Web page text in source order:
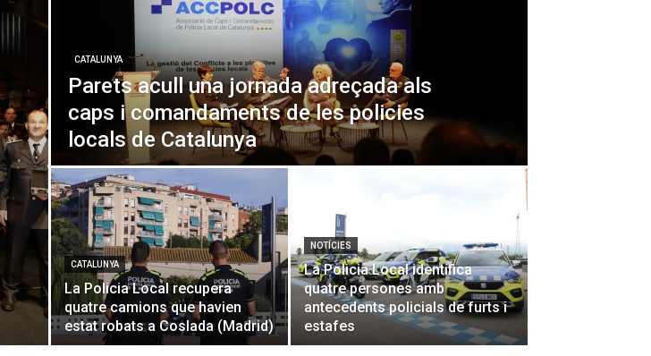
CATALUNYA
Parets acull una jornada adreçada als
caps i comandaments de les policies
locals de Catalunya
CATALUNYA
La Policia Local recupera
quatre camions que havien
estat robats a Coslada (Madrid)
NOTÍCIES
La Policia Local identifica
quatre persones amb
antecedents policials de furts i
estafes